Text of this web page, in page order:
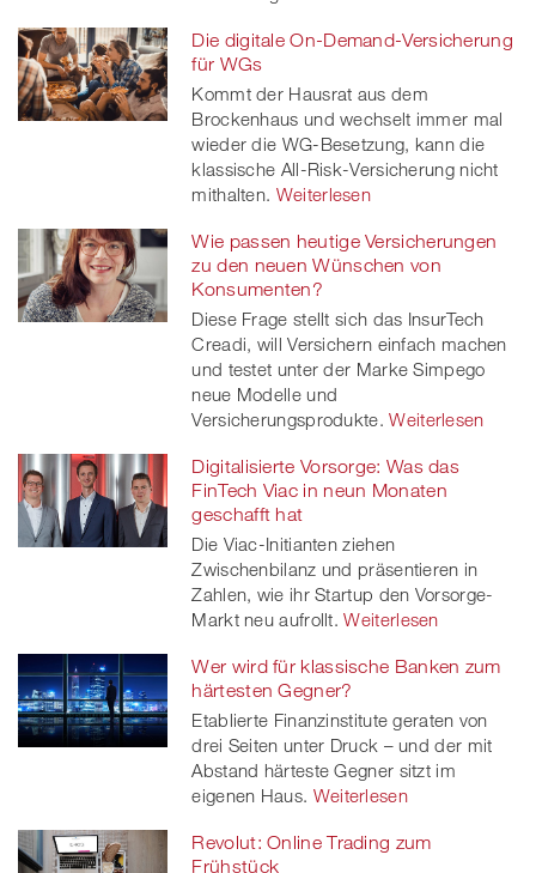
Die digitale On-Demand-Versicherung
für WGs
Kommt der Hausrat aus dem
Brockenhaus und wechselt immer mal
wieder die WG-Besetzung, kann die
klassische All-Risk-Versicherung nicht
mithalten. Weiterlesen
Wie passen heutige Versicherungen
zu den neuen Wünschen von
Konsumenten?
Diese Frage stellt sich das InsurTech
Creadi, will Versichern einfach machen
und testet unter der Marke Simpego
neue Modelle und
Versicherungsprodukte. Weiterlesen
Digitalisierte Vorsorge: Was das
FinTech Viac in neun Monaten
geschafft hat
Die Viac-Initianten ziehen
Zwischenbilanz und präsentieren in
Zahlen, wie ihr Startup den Vorsorge-
Markt neu aufrollt. Weiterlesen
Wer wird für klassische Banken zum
härtesten Gegner?
Etablierte Finanzinstitute geraten von
drei Seiten unter Druck – und der mit
Abstand härteste Gegner sitzt im
eigenen Haus. Weiterlesen
Revolut: Online Trading zum
Frühstück